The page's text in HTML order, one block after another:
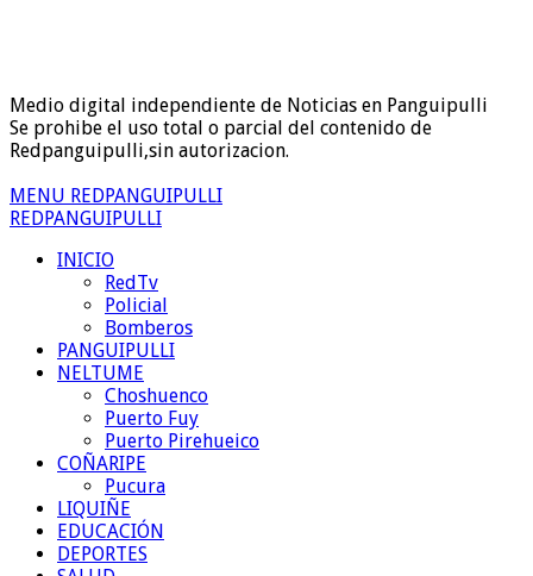
Medio digital independiente de Noticias en Panguipulli
Se prohibe el uso total o parcial del contenido de
Redpanguipulli,sin autorizacion.
MENU REDPANGUIPULLI
REDPANGUIPULLI
INICIO
RedTv
Policial
Bomberos
PANGUIPULLI
NELTUME
Choshuenco
Puerto Fuy
Puerto Pirehueico
COÑARIPE
Pucura
LIQUIÑE
EDUCACIÓN
DEPORTES